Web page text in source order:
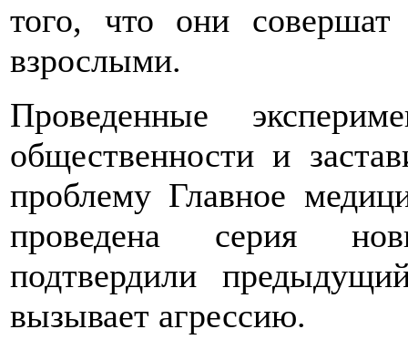
того, что они совершат
взрослыми.
Проведенные
общественности и
проблему Главное
проведена серия
подтвердили
вызывает агрессию.